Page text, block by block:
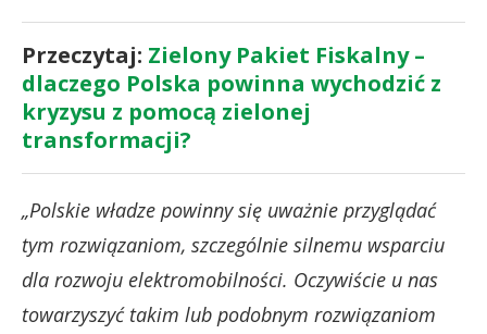
Przeczytaj: Zielony Pakiet Fiskalny –
dlaczego Polska powinna wychodzić z
kryzysu z pomocą zielonej
transformacji?
„Polskie władze powinny się uważnie przyglądać
tym rozwiązaniom, szczególnie silnemu wsparciu
dla rozwoju elektromobilności. Oczywiście u nas
towarzyszyć takim lub podobnym rozwiązaniom